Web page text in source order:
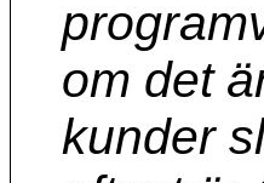
om det
kunder